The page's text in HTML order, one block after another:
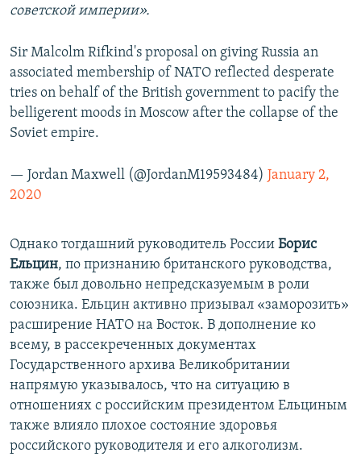
советской империи».
Sir Malcolm Rifkind's proposal on giving Russia an
associated membership of NATO reflected desperate
tries on behalf of the British government to pacify the
belligerent moods in Moscow after the collapse of the
Soviet empire.
— Jordan Maxwell (@JordanM19593484) January 2,
2020
Однако тогдашний руководитель России Борис
Ельцин, по признанию британского руководства,
также был довольно непредсказуемым в роли
союзника. Ельцин активно призывал «заморозить»
расширение НАТО на Восток. В дополнение ко
всему, в рассекреченных документах
Государственного архива Великобритании
напрямую указывалось, что на ситуацию в
отношениях с российским президентом Ельциным
также влияло плохое состояние здоровья
российского руководителя и его алкоголизм.